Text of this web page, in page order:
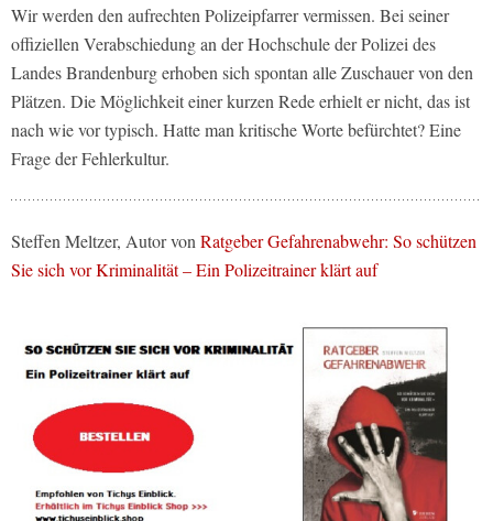
Wir werden den aufrechten Polizeipfarrer vermissen. Bei seiner
offiziellen Verabschiedung an der Hochschule der Polizei des
Landes Brandenburg erhoben sich spontan alle Zuschauer von den
Plätzen. Die Möglichkeit einer kurzen Rede erhielt er nicht, das ist
nach wie vor typisch. Hatte man kritische Worte befürchtet? Eine
Frage der Fehlerkultur.
Steffen Meltzer, Autor vonRatgeber Gefahrenabwehr: So schützen
Sie sich vor Kriminalität – Ein Polizeitrainer klärt auf